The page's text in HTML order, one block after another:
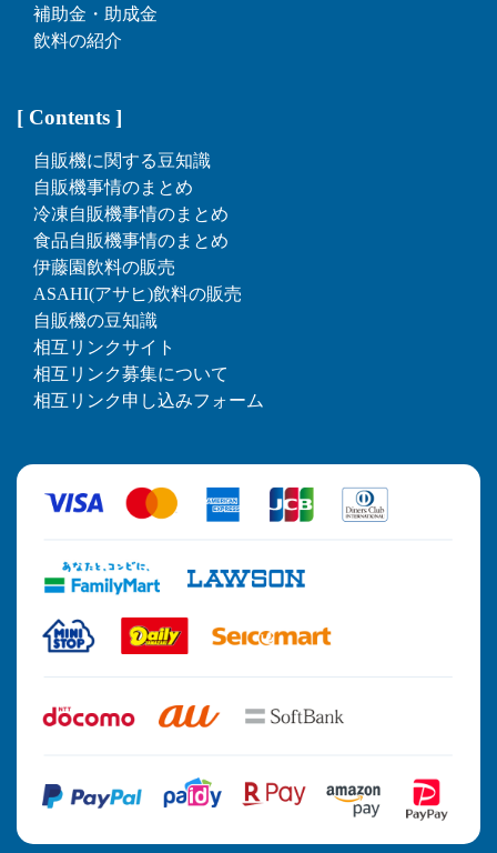
補助金・助成金
飲料の紹介
[ Contents ]
自販機に関する豆知識
自販機事情のまとめ
冷凍自販機事情のまとめ
食品自販機事情のまとめ
伊藤園飲料の販売
ASAHI(アサヒ)飲料の販売
自販機の豆知識
相互リンクサイト
相互リンク募集について
相互リンク申し込みフォーム